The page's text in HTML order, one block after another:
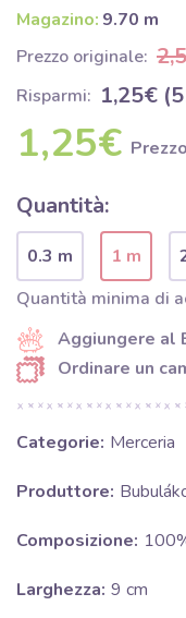
Magazino: 9.70 m
Prezzo originale:
Risparmi: 1,25€
1,25€
Quantità:
0.3 m 1 m
Quantità minima di
Aggiungere al
Ordinare un
Categorie: Merceria
Produttore:
Composizione:
Larghezza: 9 cm